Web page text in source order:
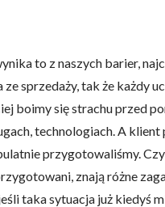
to z naszych barier,
sprzedaży, tak że każdy
boimy się strachu przed
technologiach. A
przygotowaliśmy.
znają różne
taka sytuacja już kiedyś